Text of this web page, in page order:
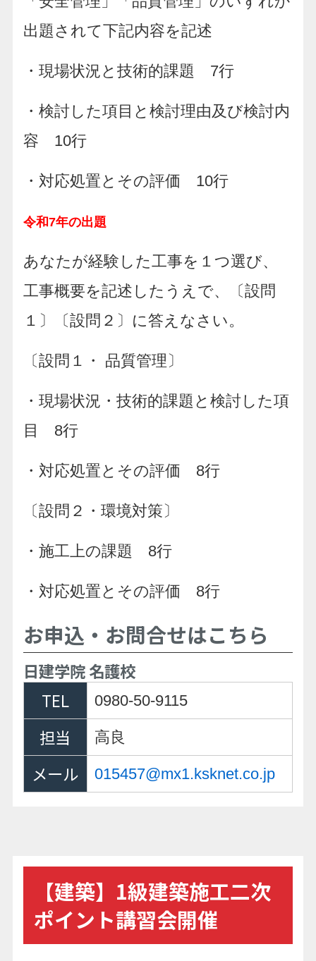
出題されて下記内容を記述
・現場状況と技術的課題 7行
・検討した項目と検討理由及び検討内
容 10行
・対応処置とその評価 10行
令和7年の出題
あなたが経験した工事を１つ選び、
工事概要を記述したうえで、〔設問
１〕〔設問２〕に答えなさい。
〔設問１・ 品質管理〕
・現場状況・技術的課題と検討した項
目 8行
・対応処置とその評価 8行
〔設問２・環境対策〕
・施工上の課題 8行
・対応処置とその評価 8行
お申込・お問合せはこちら
日建学院 名護校
TEL
0980-50-9115
担当 高良
メール 015457@mx1.ksknet.co.jp
【建築】1級建築施工二次
ポイント講習会開催